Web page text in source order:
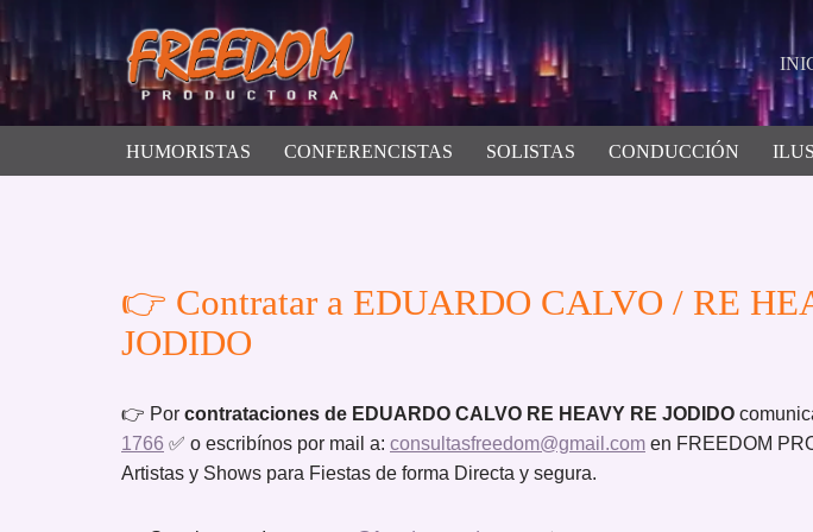
Saltar
contenido
HUMORISTAS CONFERENCISTAS SOLISTAS CONDUCCIÓN
👉 Contratar a EDUARDO CALVO / RE
JODIDO
👉 Por contrataciones de EDUARDO CALVO RE HEAVY RE JODIDO
1766 ✅ o escribínos por mail a: consultasfreedom@gmail.com en FREEDOM
Artistas y Shows para Fiestas de forma Directa y segura.